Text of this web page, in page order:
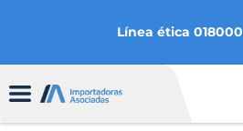
Línea ética